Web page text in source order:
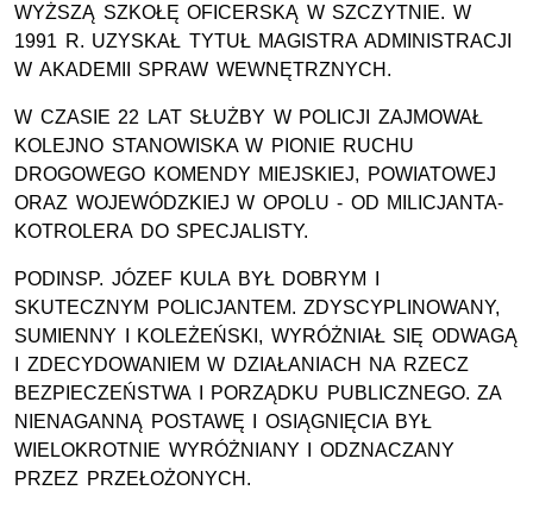
WYŻSZĄ SZKOŁĘ OFICERSKĄ W SZCZYTNIE. W
1991 R. UZYSKAŁ TYTUŁ MAGISTRA ADMINISTRACJI
W AKADEMII SPRAW WEWNĘTRZNYCH.
W CZASIE 22 LAT SŁUŻBY W POLICJI ZAJMOWAŁ
KOLEJNO STANOWISKA W PIONIE RUCHU
DROGOWEGO KOMENDY MIEJSKIEJ, POWIATOWEJ
ORAZ WOJEWÓDZKIEJ W OPOLU - OD MILICJANTA-
KOTROLERA DO SPECJALISTY.
PODINSP. JÓZEF KULA BYŁ DOBRYM I
SKUTECZNYM POLICJANTEM. ZDYSCYPLINOWANY,
SUMIENNY I KOLEŻEŃSKI, WYRÓŻNIAŁ SIĘ ODWAGĄ
I ZDECYDOWANIEM W DZIAŁANIACH NA RZECZ
BEZPIECZEŃSTWA I PORZĄDKU PUBLICZNEGO. ZA
NIENAGANNĄ POSTAWĘ I OSIĄGNIĘCIA BYŁ
WIELOKROTNIE WYRÓŻNIANY I ODZNACZANY
PRZEZ PRZEŁOŻONYCH.